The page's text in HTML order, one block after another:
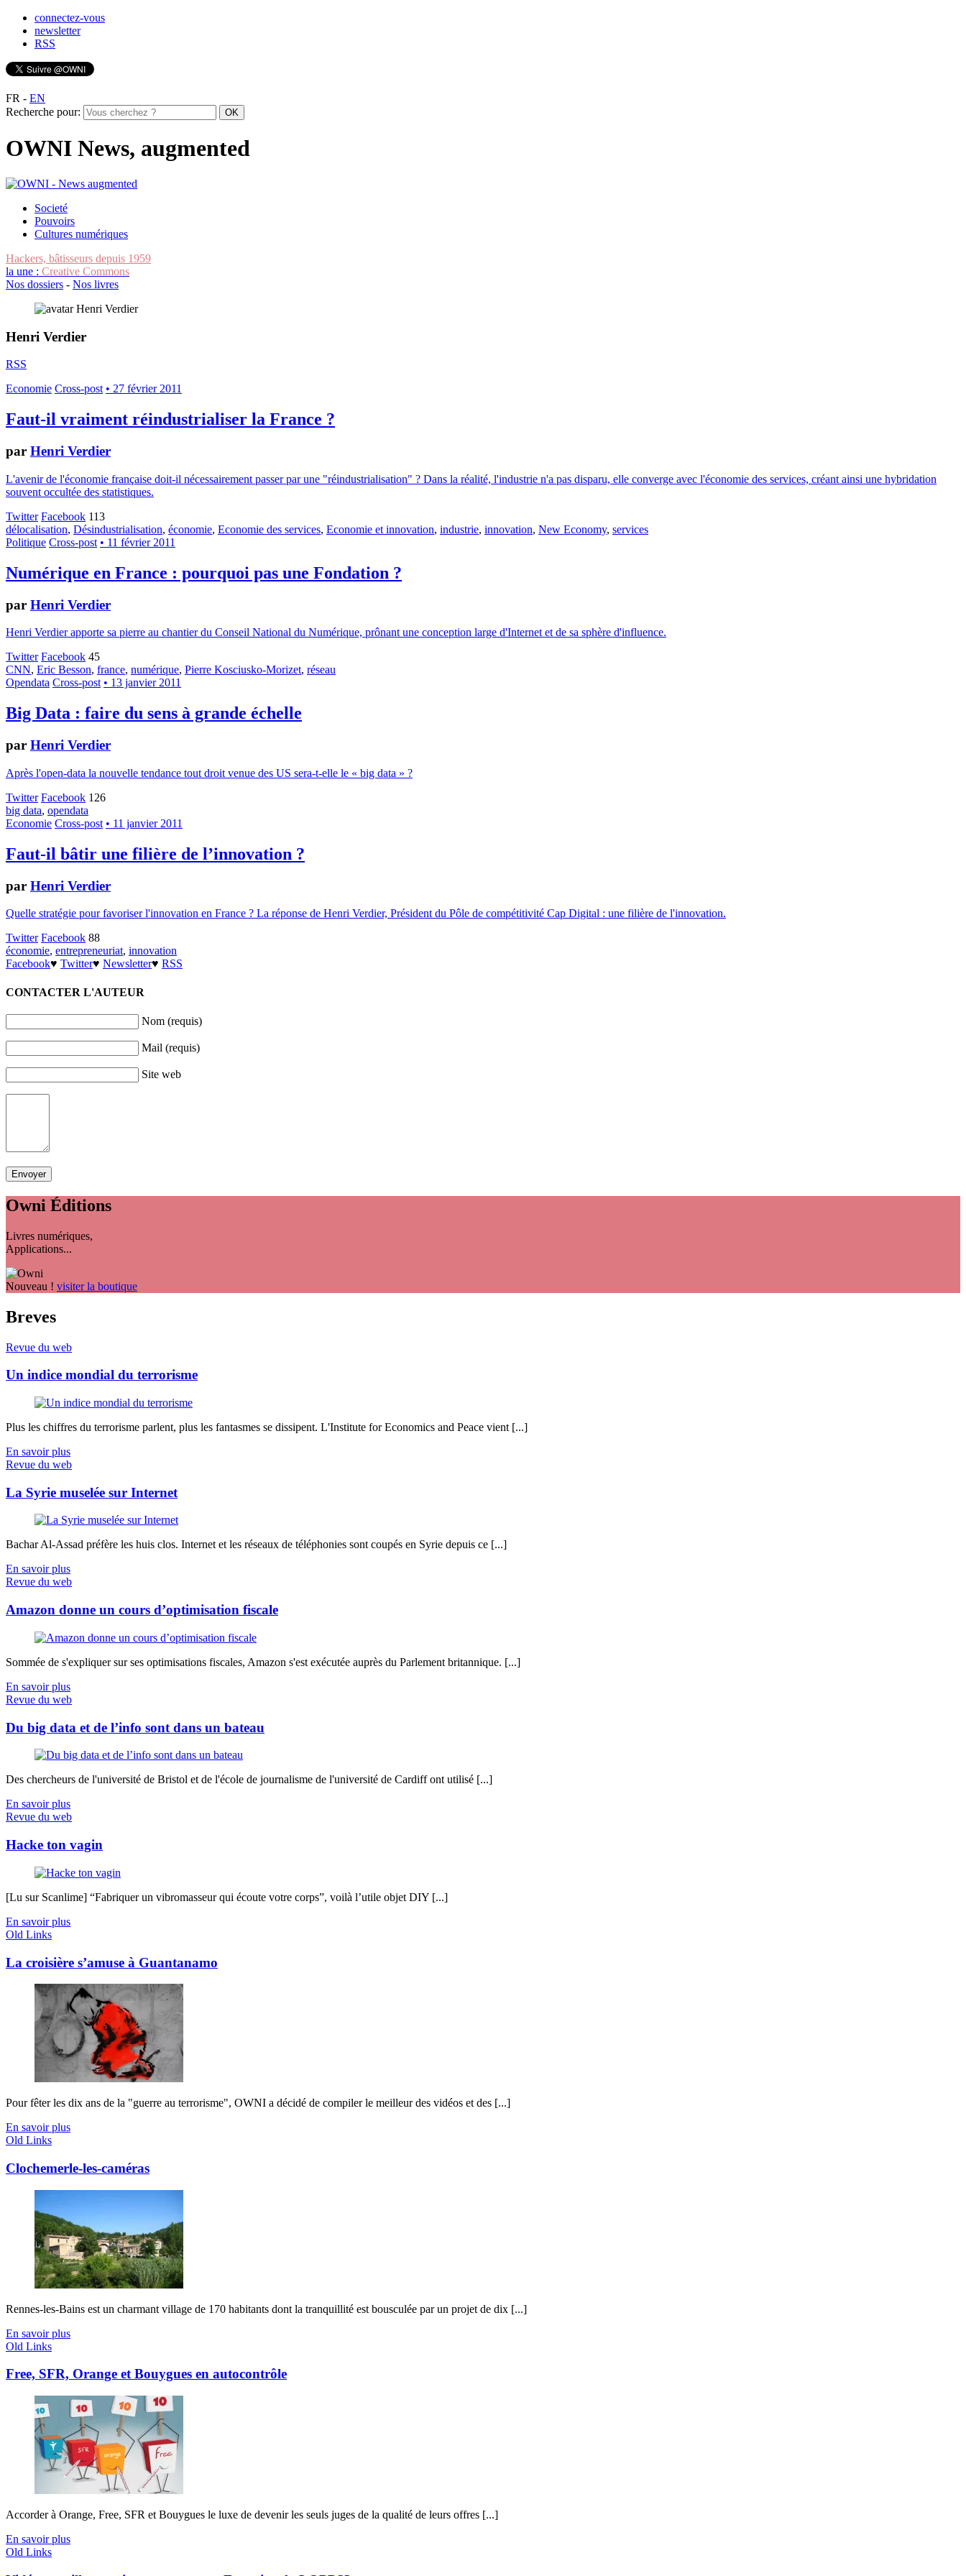
connectez-vous
newsletter
RSS
FR - EN
Recherche pour:
OWNI News, augmented
Societé
Pouvoirs
Cultures numériques
Hackers, bâtisseurs depuis 1959
la une : Creative Commons
Nos dossiers - Nos livres
Henri Verdier
RSS
Economie Cross-post • 27 février 2011
Faut-il vraiment réindustrialiser la France ?
par Henri Verdier
L'avenir de l'économie française doit-il nécessairement passer par une "réindustrialisation" ? Dans la réalité, l'industrie n'a pas disparu, elle converge avec l'économie des services, créant ainsi une hybridation
souvent occultée des statistiques.
Twitter Facebook 113
délocalisation, Désindustrialisation, économie, Economie des services, Economie et innovation, industrie, innovation, New Economy, services
Politique Cross-post • 11 février 2011
Numérique en France : pourquoi pas une Fondation ?
par Henri Verdier
Henri Verdier apporte sa pierre au chantier du Conseil National du Numérique, prônant une conception large d'Internet et de sa sphère d'influence.
Twitter Facebook 45
CNN, Eric Besson, france, numérique, Pierre Kosciusko-Morizet, réseau
Opendata Cross-post • 13 janvier 2011
Big Data : faire du sens à grande échelle
par Henri Verdier
Après l'open-data la nouvelle tendance tout droit venue des US sera-t-elle le « big data » ?
Twitter Facebook 126
big data, opendata
Economie Cross-post • 11 janvier 2011
Faut-il bâtir une filière de l’innovation ?
par Henri Verdier
Quelle stratégie pour favoriser l'innovation en France ? La réponse de Henri Verdier, Président du Pôle de compétitivité Cap Digital : une filière de l'innovation.
Twitter Facebook 88
économie, entrepreneuriat, innovation
Facebook♥ Twitter♥ Newsletter♥ RSS
CONTACTER L'AUTEUR
Nom (requis)
Mail (requis)
Site web
Owni Éditions
Livres numériques,
Applications...
Nouveau ! visiter la boutique
Breves
Revue du web
Un indice mondial du terrorisme
Plus les chiffres du terrorisme parlent, plus les fantasmes se dissipent. L'Institute for Economics and Peace vient [...]
En savoir plus
Revue du web
La Syrie muselée sur Internet
Bachar Al-Assad préfère les huis clos. Internet et les réseaux de téléphonies sont coupés en Syrie depuis ce [...]
En savoir plus
Revue du web
Amazon donne un cours d’optimisation fiscale
Sommée de s'expliquer sur ses optimisations fiscales, Amazon s'est exécutée auprès du Parlement britannique. [...]
En savoir plus
Revue du web
Du big data et de l’info sont dans un bateau
Des chercheurs de l'université de Bristol et de l'école de journalisme de l'université de Cardiff ont utilisé [...]
En savoir plus
Revue du web
Hacke ton vagin
[Lu sur Scanlime] “Fabriquer un vibromasseur qui écoute votre corps”, voilà l’utile objet DIY [...]
En savoir plus
Old Links
La croisière s’amuse à Guantanamo
Pour fêter les dix ans de la "guerre au terrorisme", OWNI a décidé de compiler le meilleur des vidéos et des [...]
En savoir plus
Old Links
Clochemerle-les-caméras
Rennes-les-Bains est un charmant village de 170 habitants dont la tranquillité est bousculée par un projet de dix [...]
En savoir plus
Old Links
Free, SFR, Orange et Bouygues en autocontrôle
Accorder à Orange, Free, SFR et Bouygues le luxe de devenir les seuls juges de la qualité de leurs offres [...]
En savoir plus
Old Links